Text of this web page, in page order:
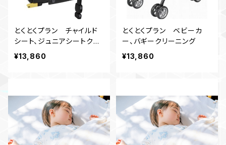
とくとくプラン チャイルド
シート、ジュニアシートクリ
ーニング
¥13,860
とくとくプラン ベビーカ
ー、バギークリーニング
¥13,860